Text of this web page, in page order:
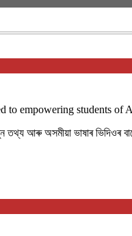
empowering students of
তথ্য আৰু অসমীয়া ভাষাৰ ভিদিওৰ